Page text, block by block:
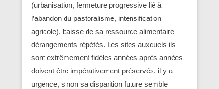
(urbanisation, fermeture progressive lié à
l’abandon du pastoralisme, intensification
agricole), baisse de sa ressource alimentaire,
dérangements répétés. Les sites auxquels ils
sont extrêmement fidèles années après années
doivent être impérativement préservés, il y a
urgence, sinon sa disparition future semble